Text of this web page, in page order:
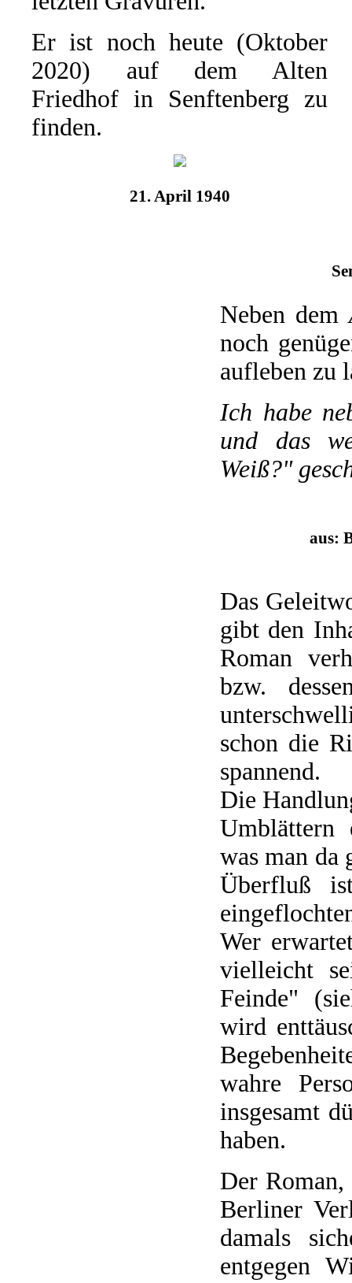
Er ist noch heute (Oktober
2020) auf dem Alten
Friedhof in Senftenberg zu
finden.
21. April 1940
Neben dem
noch
aufleben zu
Ich habe
und das
Weiß?"
aus:
Das
gibt den
Roman
bzw.
schon die
spannend.
Die
Umblättern
was man da
Überfluß
Wer
vielleicht
Feinde"
wird
wahre
insgesamt
haben.
Der
Berliner
damals
entgegen